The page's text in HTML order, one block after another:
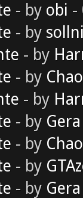
- by obi -
- by
- by
- by
- by
- by Gera
- by
- by
- by Gera